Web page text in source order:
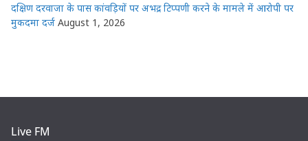
दक्षिण दरवाजा के पास कांवड़ियों पर अभद्र टिप्पणी करने के मामले में आरोपी पर
मुकदमा दर्ज August 1, 2026
Live FM